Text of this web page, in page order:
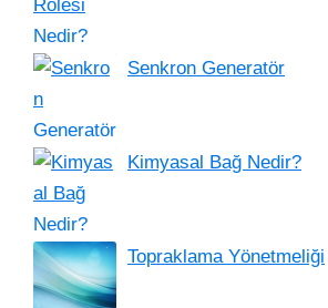
Senkron Generatör
Kimyasal Bağ Nedir?
Topraklama Yönetmeliği